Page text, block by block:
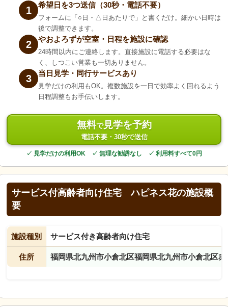
1 希望日を3つ送信（30秒・電話不要）
フォームに「○日・△日あたりで」と書くだけ。細かい日時は
後で調整できます。
2 やおよろずが空室・日程を施設に確認
24時間以内にご連絡します。直接施設に電話する必要はな
く、しつこい営業も一切ありません。
3 当日見学・同行サービスあり
見学だけの利用もOK。複数施設を一日で効率よく回れるよう
日程調整もお手伝いします。
無料で見学を予約
電話不要・30秒で送信
✓ 見学だけの利用OK ✓ 無理な勧誘なし ✓ 利用料すべて0円
サービス付高齢者向け住宅 ハピネス花の施設概
要
施設種別 サービス付き高齢者向け住宅
住所 福岡県北九州市小倉北区福岡県北九州市小倉北区赤